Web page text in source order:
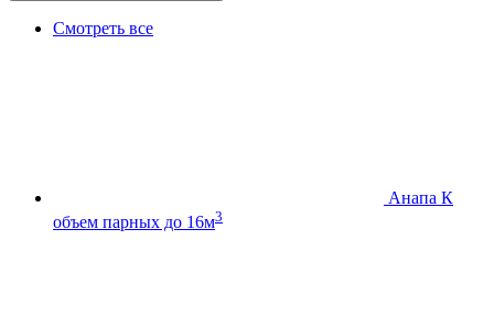
Смотреть все
Анапа К
объем парных до 16м3